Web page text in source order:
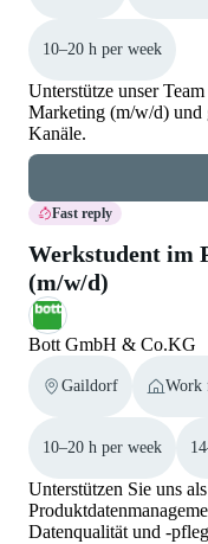
10–20 h per week
Unterstütze unser
Marketing (m/w/d) und
Kanäle.
Fast reply
Werkstudent im
(m/w/d)
Bott GmbH & Co.KG
Gaildorf Work
10–20 h per week
Unterstützen Sie uns
Datenqualität und -